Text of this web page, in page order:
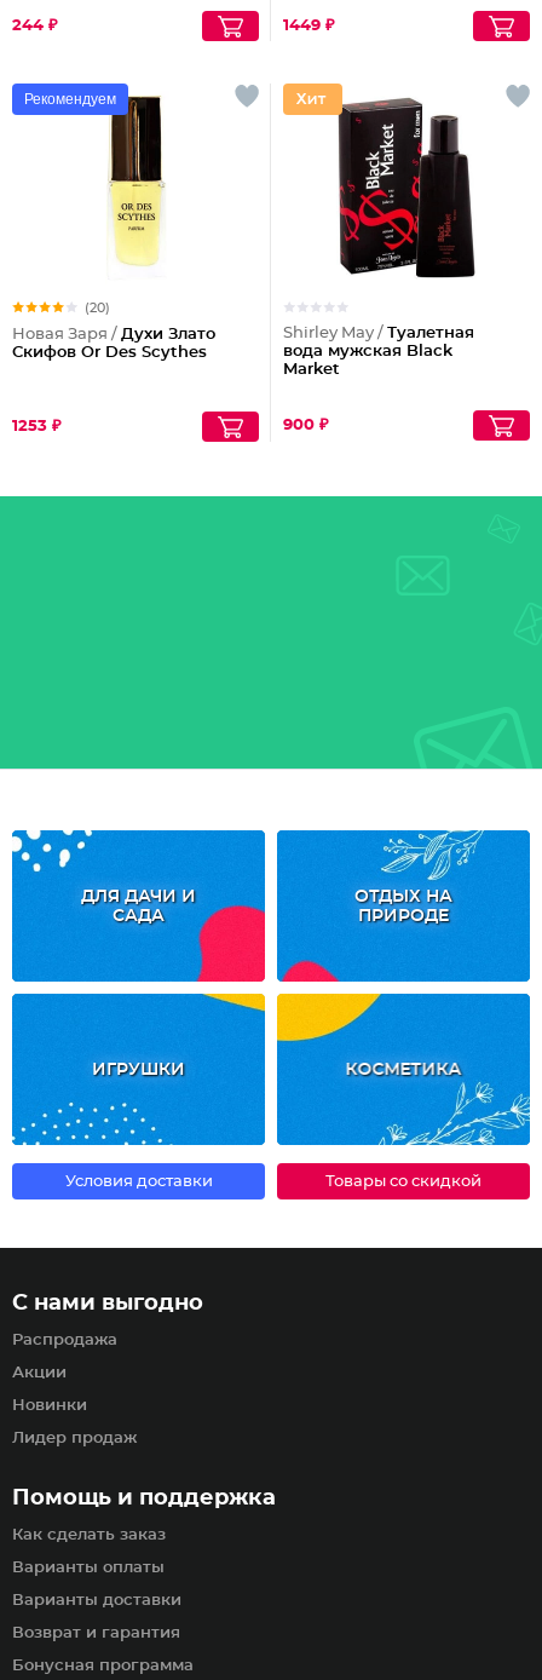
244 ₽ 1449 ₽
Рекомендуем
(20)
Новая Заря / Духи Злато
Скифов Or Des Scythes
1253 ₽
Shirley May / Туалетная
вода мужская Black
Market
900 ₽
ДЛЯ ДАЧИ И
САДА
ОТДЫХ НА
ПРИРОДЕ
ИГРУШКИ КОСМЕТИКА
Условия доставки Товары со скидкой
Помощь и поддержка
Как сделать заказ
Варианты оплаты
Варианты доставки
Возврат и гарантия
Бонусная программа
С нами выгодно
Распродажа
Акции
Новинки
Лидер продаж